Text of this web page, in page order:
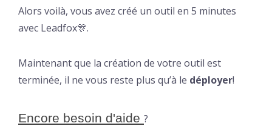
Alors voilà, vous avez créé un outil en 5 minutes
avec Leadfox🎊.
Maintenant que la création de votre outil est
terminée, il ne vous reste plus qu’à le déployer!
Encore besoin d'aide ?